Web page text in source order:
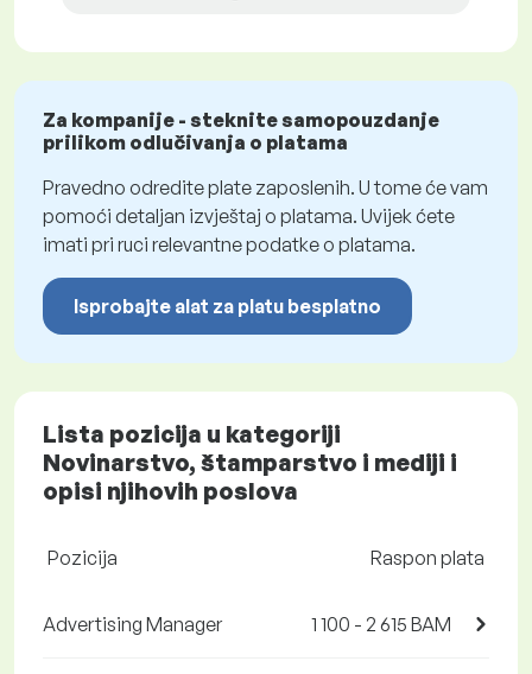
Za kompanije - steknite samopouzdanje
prilikom odlučivanja o platama
Pravedno odredite plate zaposlenih. U tome će vam
pomoći detaljan izvještaj o platama. Uvijek ćete
imati pri ruci relevantne podatke o platama.
Isprobajte alat za platu besplatno
Lista pozicija u kategoriji
Novinarstvo, štamparstvo i mediji i
opisi njihovih poslova
Pozicija Raspon plata
Advertising Manager 1 100 - 2 615 BAM